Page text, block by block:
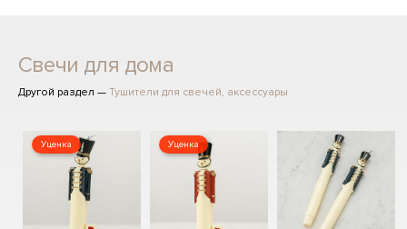
Свечи для дома
Другой раздел — Тушители для свечей, аксессуары
Уценка Уценка